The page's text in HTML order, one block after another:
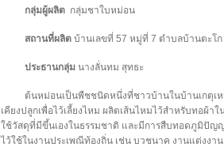
กลุ่มผู้ผลิต กลุ่มชาใบหม่อน
สถานที่ผลิต บ้านเลขที่ 57 หมู่ที่ 7 ตำบลบ้านตะโ
ประธานกลุ่ม นางลั่นทม สุทธะ
ต้นหม่อนเป็นพืชชนิดหนึ่งที่ชาวบ้านในบ้านเกตุเ
เคียงปลูกเพื่อไว้เลี้ยงไหม ผลิตเส้นไหมไว้สำหรับทอผ้า
ใช้วัสดุที่มีขึ้นเองในธรรมชาติ และมีการสืบทอดภูมิปั
ไว้ใช้ในงานประเพณีท้องถิ่น เช่น บวชนาค งานแต่งงา